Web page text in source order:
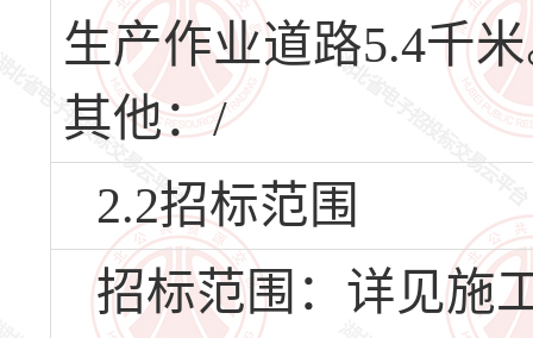
生产作业道路5.4千
其他：/
2.2招标范围
招标范围：详见施